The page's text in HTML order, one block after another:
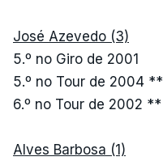
José Azevedo (3)
5.º no Giro de 2001
5.º no Tour de 2004 **
6.º no Tour de 2002 **
Alves Barbosa (1)